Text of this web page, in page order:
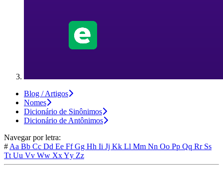
Blog / Artigos
Nomes
Dicionário de Sinônimos
Dicionário de Antônimos
Navegar por letra:
# Aa Bb Cc Dd Ee FfGg Hh Ii Jj Kk Ll Mm Nn Oo Pp Qq Rr Ss
Tt Uu Vv Ww XxYy Zz